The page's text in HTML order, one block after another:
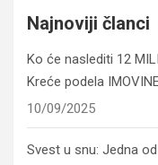
Najnoviji članci
Ko će naslediti 12
Kreće podela
10/09/2025
Svest u snu: Jedna